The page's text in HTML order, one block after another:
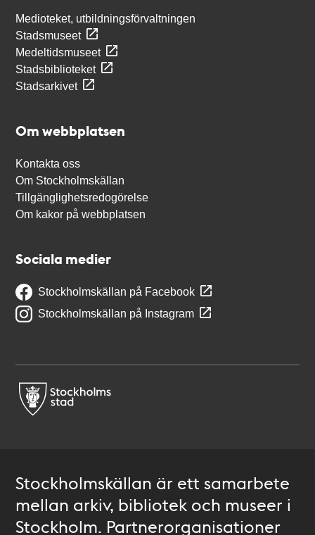
Medioteket, utbildningsförvaltningen
Stadsmuseet
Medeltidsmuseet
Stadsbiblioteket
Stadsarkivet
Om webbplatsen
Kontakta oss
Om Stockholmskällan
Tillgänglighetsredogörelse
Om kakor på webbplatsen
Sociala medier
Stockholmskällan på Facebook
Stockholmskällan på Instagram
Stockholmskällan är ett samarbete
mellan arkiv, bibliotek och museer i
Stockholm. Partnerorganisationer